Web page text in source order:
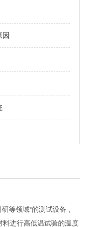
因
等领域*的测试设备，
料进行高低温试验的温度